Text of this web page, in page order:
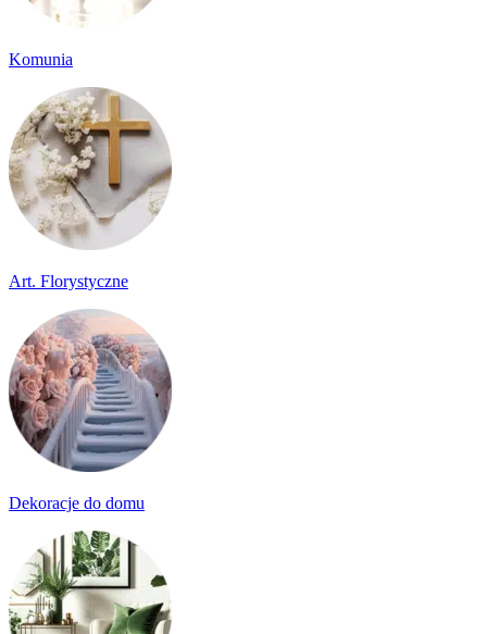
Komunia
Art. Florystyczne
Dekoracje do domu